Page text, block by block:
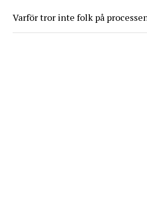
Varför tror inte folk på